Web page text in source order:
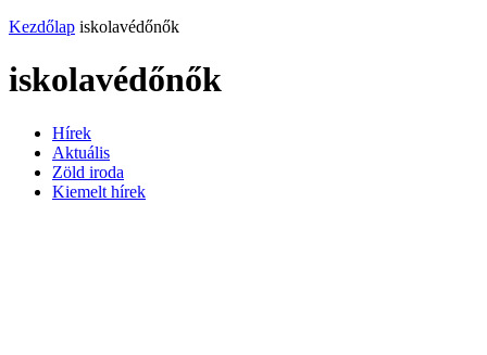
Kezdőlap iskolavédőnők
iskolavédőnők
Hírek
Aktuális
Zöld iroda
Kiemelt hírek